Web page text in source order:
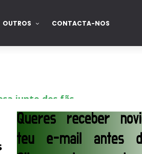
OUTROS CONTACTA-NOS
junto dos fãs
lesão grave no ombro